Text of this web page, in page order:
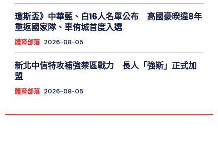
瓊斯盃》中華藍、白16人名單公布 高國豪暌違8年
重返國家隊、車侑城首度入選
體育部落 2026-08-05
新北中信特攻補強禁區戰力 長人「強斯」正式加
盟
體育部落 2026-08-05